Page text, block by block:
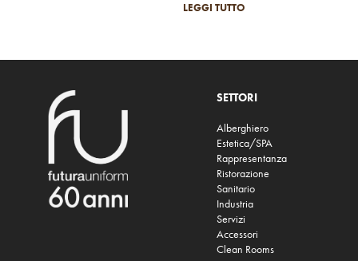
LEGGI TUTTO
SETTORI
Alberghiero
Estetica/SPA
Rappresentanza
Ristorazione
Sanitario
Industria
Servizi
Accessori
Clean Rooms